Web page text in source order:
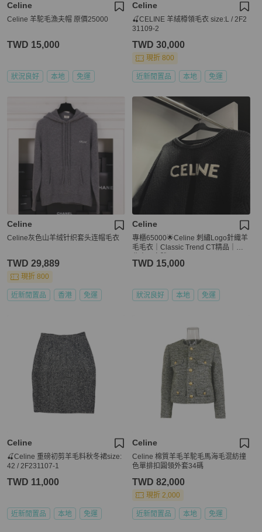
Celine
Celine 羊駝毛漁夫帽 原價25000
TWD 15,000
狀況良好 本地 免運
Celine
🍒CELINE 羊絨樽領毛衣 size:L / 2F2
31109-2
TWD 30,000
現折 800
近新閒置品 本地 免運
Celine
Celine灰色山羊绒针织套头连帽毛衣
TWD 29,889
現折 800
近新閒置品 香港 免運
Celine
專櫃65000🌟Celine 刺繡Logo針織羊
毛毛衣｜Classic Trend CT精品｜台
TWD 15,000
狀況良好 本地 免運
Celine
🍒Celine 重磅初剪羊毛料秋冬裙size:
42 / 2F231107-1
TWD 11,000
近新閒置品 本地 免運
Celine
Celine 棉質羊毛羊駝毛馬海毛混紡撞
色單排扣圓領外套34碼
TWD 82,000
現折 2,000
近新閒置品 本地 免運